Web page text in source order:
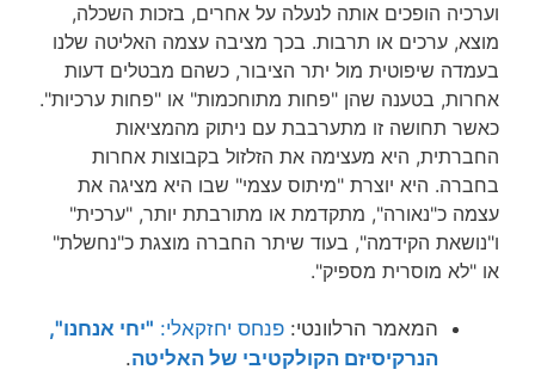
וערכיה הופכים אותה לנעלה על אחרים, בזכות השכלה,
מוצא, ערכים או תרבות. בכך מציבה עצמה האליטה שלנו
בעמדה שיפוטית מול יתר הציבור, כשהם מבטלים דעות
אחרות, בטענה שהן "פחות מתוחכמות" או "פחות ערכיות".
כאשר תחושה זו מתערבבת עם ניתוק מהמציאות
החברתית, היא מעצימה את הזלזול בקבוצות אחרות
בחברה. היא יוצרת "מיתוס עצמי" שבו היא מציגה את
עצמה כ"נאורה", מתקדמת או מתורבתת יותר, "ערכית"
ו"נושאת הקידמה", בעוד שיתר החברה מוצגת כ"נחשלת"
או "לא מוסרית מספיק".
המאמר הרלוונטי: פנחס יחזקאלי: "יחי אנחנו",
הנרקיסיזם הקולקטיבי של האליטה.